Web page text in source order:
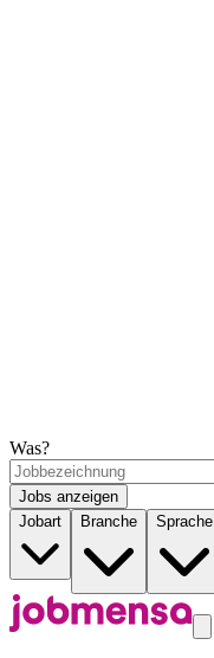
Was?
Jobs anzeigen
Jobart
Branche Sprache